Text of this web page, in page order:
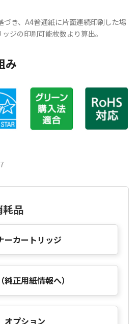
づき、A4普通紙に片面連続印刷した場
ジの印刷可能枚数より算出。
み
耗品
ーカートリッジ
純正用紙情報へ）
オプション